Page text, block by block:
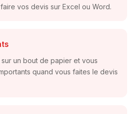
vos devis sur Excel ou Word.
un bout de papier et vous
quand vous faites le devis